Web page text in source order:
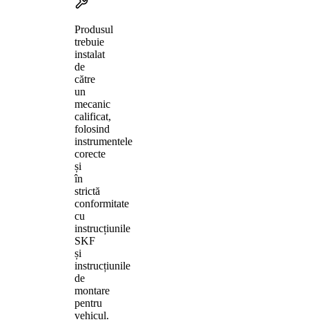
Produsul
trebuie
instalat
de
către
un
mecanic
calificat,
folosind
instrumentele
corecte
și
în
strictă
conformitate
cu
instrucțiunile
SKF
și
instrucțiunile
de
montare
pentru
vehicul.